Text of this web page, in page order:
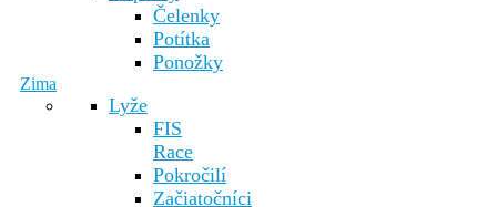
Čelenky
Potítka
Ponožky
Zima
Lyže
FIS
Race
Pokročilí
Začiatočníci